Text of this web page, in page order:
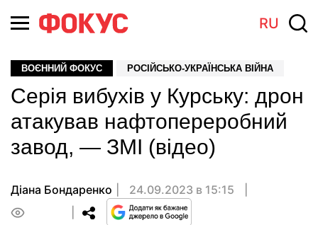
RU
ВОЄННИЙ ФОКУС РОСІЙСЬКО-УКРАЇНСЬКА ВІЙНА
Серія вибухів у Курську: дрон
атакував нафтопереробний
завод, — ЗМІ (відео)
Діана Бондаренко
24.09.2023 в 15:15